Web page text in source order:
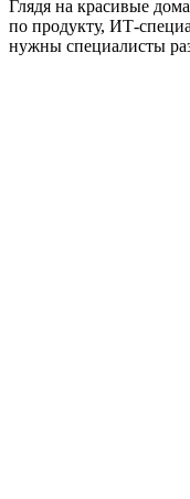
Глядя на красивые
по продукту, ИТ-
нужны специалисты